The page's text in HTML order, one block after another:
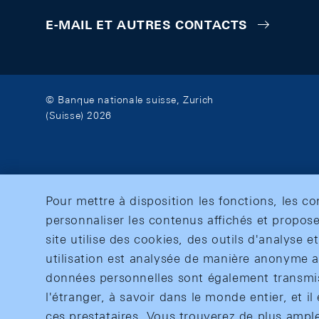
E-MAIL ET AUTRES CONTACTS
© Banque nationale suisse, Zurich
(Suisse) 2026
Pour mettre à disposition les fonctions, les
personnaliser les contenus affichés et
site utilise des cookies, des outils d'analyse
utilisation est analysée de manière anonyme
données personnelles sont également
l'étranger, à savoir dans le monde entier, et